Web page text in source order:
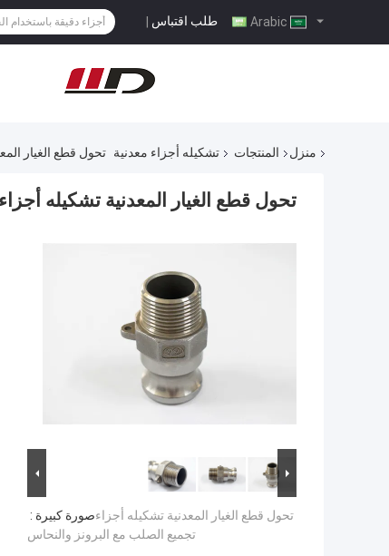
طلب اقتباس |
منزل المنتجات تشكيله أجزاء معدنية تحول قطع الغيار
تحول قطع الغيار المعدنية تشكيله
صورة كبيرة :تحول قطع الغيار المعدنية تشكيله أجزاء
تجميع الصلب مع البرونز والنحاس